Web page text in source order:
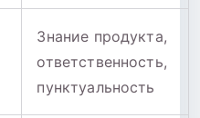
Знание продукта,
ответственность,
пунктуальность